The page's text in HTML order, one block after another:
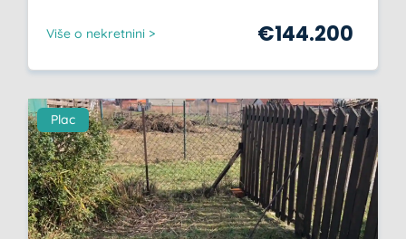
Više o nekretnini > €144.200
Plac